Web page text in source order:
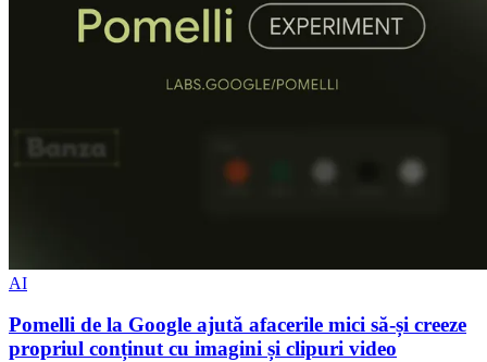
AI
Pomelli de la Google ajută afacerile mici să-și creeze
propriul conținut cu imagini și clipuri video